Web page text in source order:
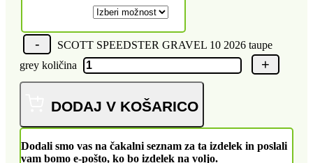
SCOTT SPEEDSTER GRAVEL 10 2026 taupe
grey količina
DODAJ V KOŠARICO
Dodali smo vas na čakalni seznam za ta izdelek in poslali
vam bomo e-pošto, ko bo izdelek na voljo.